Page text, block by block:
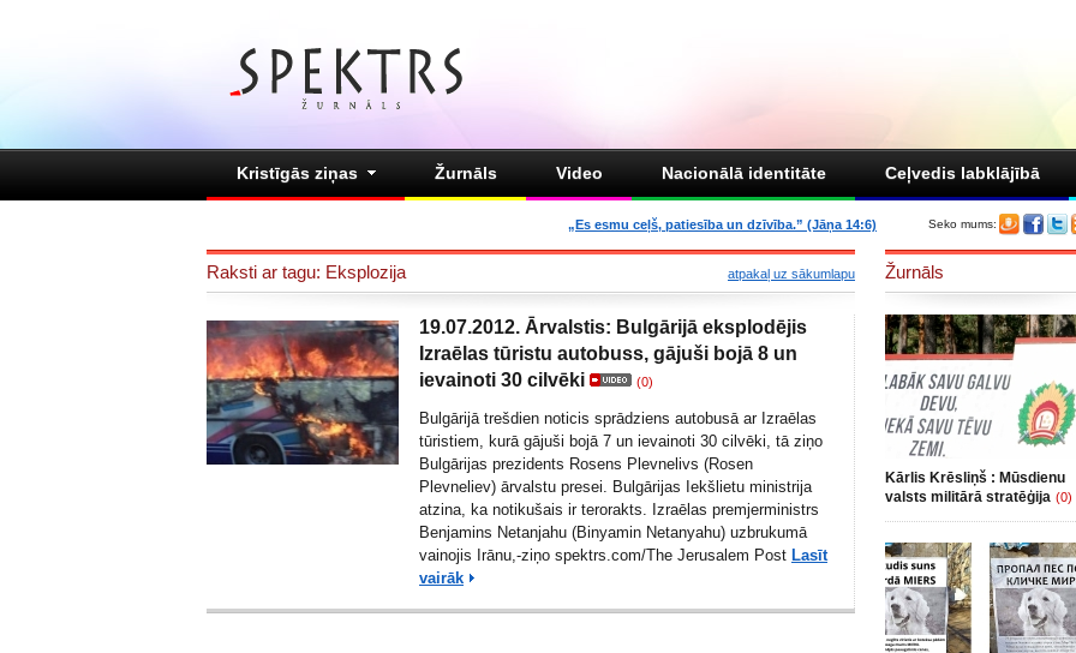
Kristīgās ziņas Žurnāls Video Nacionālā identitāte Ceļvedis labklājībā
Seko mums:
„Es esmu ceļš, patiesība un dzīvība.” (Jāņa 14:6)
Raksti ar tagu: Eksplozija atpakaļ uz sākumlapu
19.07.2012. Ārvalstis: Bulgārijā eksplodējis
Izraēlas tūristu autobuss, gājuši bojā 8 un
ievainoti 30 cilvēki
(0)
Bulgārijā trešdien noticis sprādziens autobusā ar Izraēlas
tūristiem, kurā gājuši bojā 7 un ievainoti 30 cilvēki, tā ziņo
Bulgārijas prezidents Rosens Plevnelivs (Rosen
Plevneliev) ārvalstu presei. Bulgārijas Iekšlietu ministrija
atzina, ka notikušais ir terorakts. Izraēlas premjerministrs
Benjamins Netanjahu (Binyamin Netanyahu) uzbrukumā
vainojis Irānu,-ziņo spektrs.com/The Jerusalem Post Lasīt
vairāk
Žurnāls
Kārlis Krēsliņš : Mūsdienu
valsts militārā stratēģija (0)